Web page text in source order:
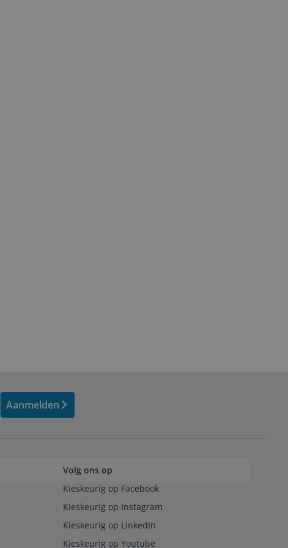
Aanmelden
Volg ons op
Kieskeurig op Facebook
Kieskeurig op Instagram
Kieskeurig op LinkedIn
Kieskeurig op Youtube